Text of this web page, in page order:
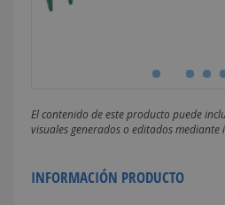
El contenido de este producto puede
visuales generados o editados
INFORMACIÓN PRODUCTO